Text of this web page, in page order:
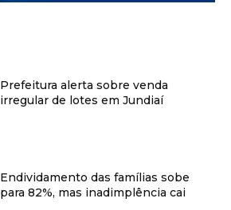
Prefeitura alerta sobre venda
irregular de lotes em Jundiaí
Endividamento das famílias sobe
para 82%, mas inadimplência cai